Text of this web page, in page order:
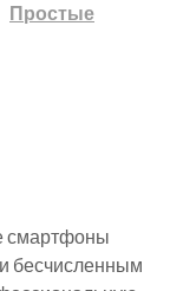
Простые
смартфоны
бесчисленным